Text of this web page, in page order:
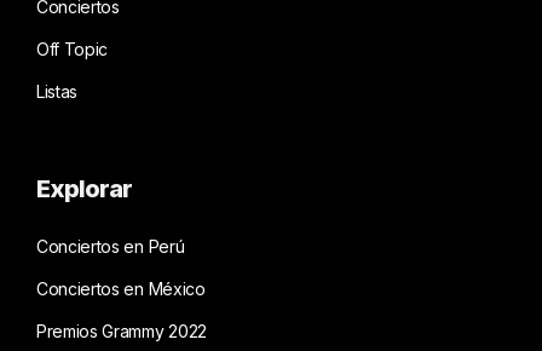
Conciertos
Off Topic
Listas
Explorar
Conciertos en Perú
Conciertos en México
Premios Grammy 2022